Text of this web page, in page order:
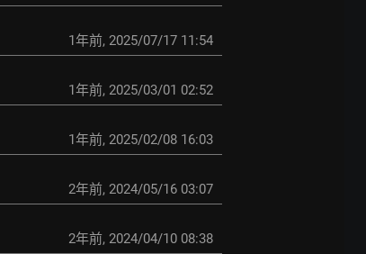
1年前, 2025/07/17 11:54
1年前, 2025/03/01 02:52
1年前, 2025/02/08 16:03
2年前, 2024/05/16 03:07
2年前, 2024/04/10 08:38